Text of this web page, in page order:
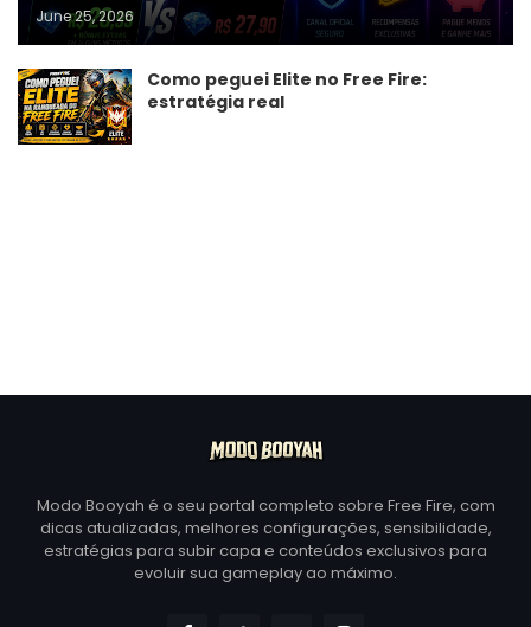
June 25, 2026
Como peguei Elite no Free Fire:
estratégia real
Modo Booyah é o seu portal completo sobre Free Fire, com
dicas atualizadas, melhores configurações, sensibilidade,
estratégias para subir capa e conteúdos exclusivos para
evoluir sua gameplay ao máximo.